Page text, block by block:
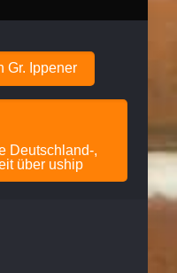
Gr. Ippener
Deutschland-,
über uship